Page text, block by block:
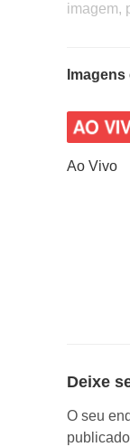
imagem,
Ao Vivo
Deixe
O seu